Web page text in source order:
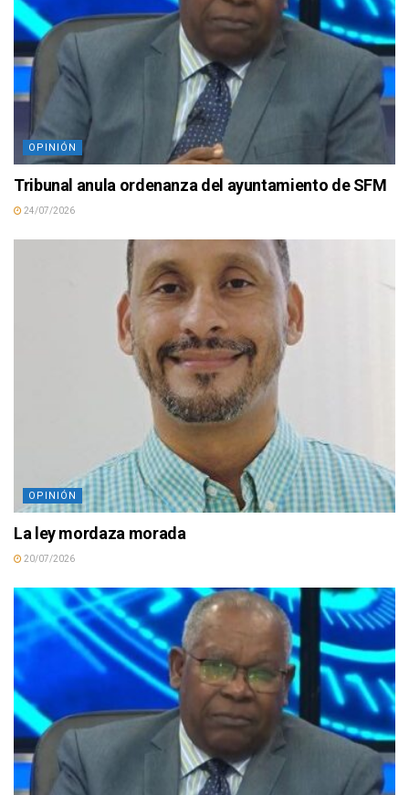
OPINIÓN
Tribunal anula ordenanza del ayuntamiento de SFM
24/07/2026
OPINIÓN
La ley mordaza morada
20/07/2026